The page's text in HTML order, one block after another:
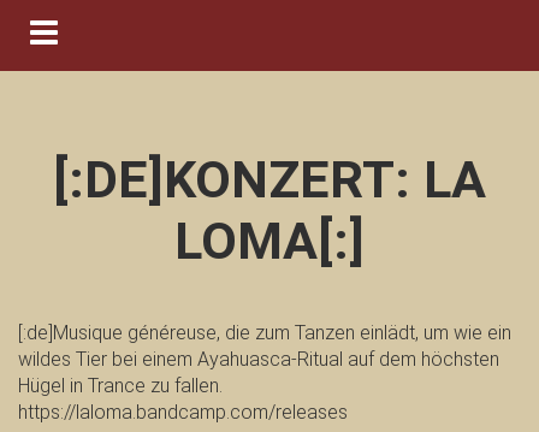
Navigation ein-/ausblenden
[:DE]KONZERT: LA
LOMA[:]
[:de]Musique généreuse, die zum Tanzen einlädt, um wie ein
wildes Tier bei einem Ayahuasca-Ritual auf dem höchsten
Hügel in Trance zu fallen.
https://laloma.bandcamp.com/releases